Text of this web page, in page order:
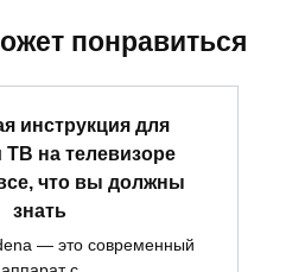
понравиться
инструкция для
ТВ на телевизоре
что вы должны
знать
— это современный